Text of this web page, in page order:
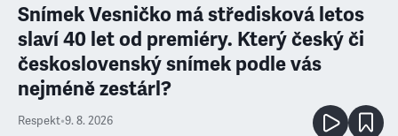
Snímek Vesničko má středisková letos
slaví 40 let od premiéry. Který český či
československý snímek podle vás
nejméně zestárl?
Respekt•9. 8. 2026